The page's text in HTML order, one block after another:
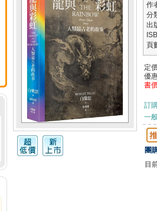
作
分
出
頁
定
優
書
訂
一
團
目